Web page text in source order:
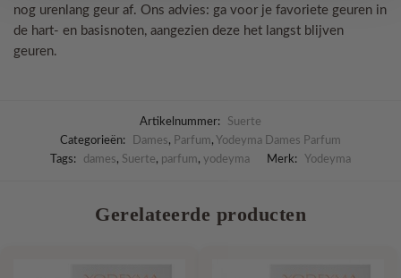
nog urenlang geur af. Ons advies: ga voor je favoriete geuren in
de hart- en basisnoten, aangezien deze het langst blijven
geuren.
Artikelnummer:
Suerte
Categorieën:
Dames, Parfum, Yodeyma Dames Parfum
Tags:
dames, Suerte, parfum, yodeyma Merk: Yodeyma
Gerelateerde producten